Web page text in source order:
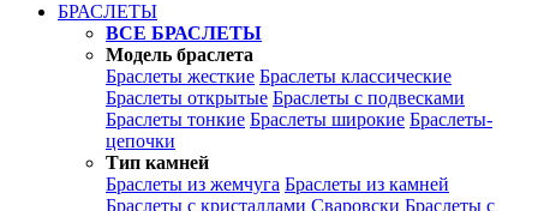
БРАСЛЕТЫ
ВСЕ БРАСЛЕТЫ
Модель браслета
Браслеты жесткие Браслеты классические
Браслеты открытые Браслеты с подвесками
Браслеты тонкие Браслеты широкие Браслеты-
цепочки
Тип камней
Браслеты из жемчуга Браслеты из камней
Браслеты с кристаллами Сваровски Браслеты с